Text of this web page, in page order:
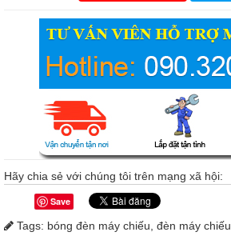
Hãy chia sẻ với chúng tôi trên mạng xã hội:
Save
Tags: bóng đèn máy chiếu, đèn máy chiếu